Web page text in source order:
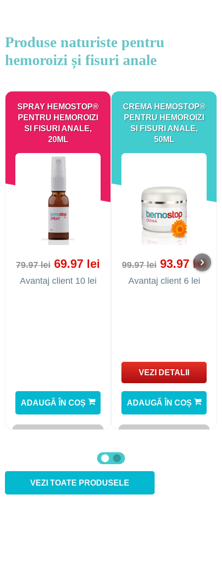
Produse naturiste pentru
hemoroizi și fisuri anale
SPRAY HEMOSTOP®
PENTRU HEMOROIZI
SI FISURI ANALE,
20ML
79.97 lei 69.97 lei
Avantaj client 10 lei
ADAUGĂ ÎN COȘ
CREMA HEMOSTOP®
PENTRU HEMOROIZI
SI FISURI ANALE,
50ML
99.97 lei 93.97 lei
Avantaj client 6 lei
VEZI DETALII
ADAUGĂ ÎN COȘ
VEZI TOATE PRODUSELE